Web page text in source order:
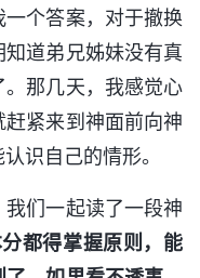
个答案，对于撤换
道弟兄姊妹没有真
那几天，我感觉心
紧来到神面前向神
识自己的情形。
们一起读了一段神
都得掌握原则，能